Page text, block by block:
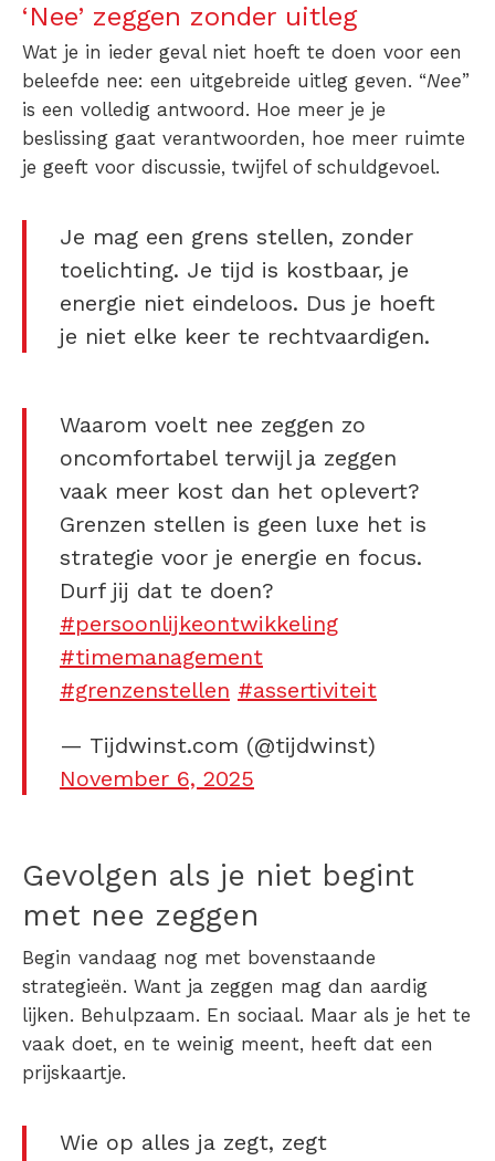
‘Nee’ zeggen zonder uitleg
Wat je in ieder geval niet hoeft te doen voor een
beleefde nee: een uitgebreide uitleg geven. “Nee”
is een volledig antwoord. Hoe meer je je
beslissing gaat verantwoorden, hoe meer ruimte
je geeft voor discussie, twijfel of schuldgevoel.
Je mag een grens stellen, zonder
toelichting. Je tijd is kostbaar, je
energie niet eindeloos. Dus je hoeft
je niet elke keer te rechtvaardigen.
Waarom voelt nee zeggen zo
oncomfortabel terwijl ja zeggen
vaak meer kost dan het oplevert?
Grenzen stellen is geen luxe het is
strategie voor je energie en focus.
Durf jij dat te doen?
#persoonlijkeontwikkeling
#timemanagement
#grenzenstellen #assertiviteit
— Tijdwinst.com (@tijdwinst)
November 6, 2025
Gevolgen als je niet begint
met nee zeggen
Begin vandaag nog met bovenstaande
strategieën. Want ja zeggen mag dan aardig
lijken. Behulpzaam. En sociaal. Maar als je het te
vaak doet, en te weinig meent, heeft dat een
prijskaartje.
Wie op alles ja zegt, zegt